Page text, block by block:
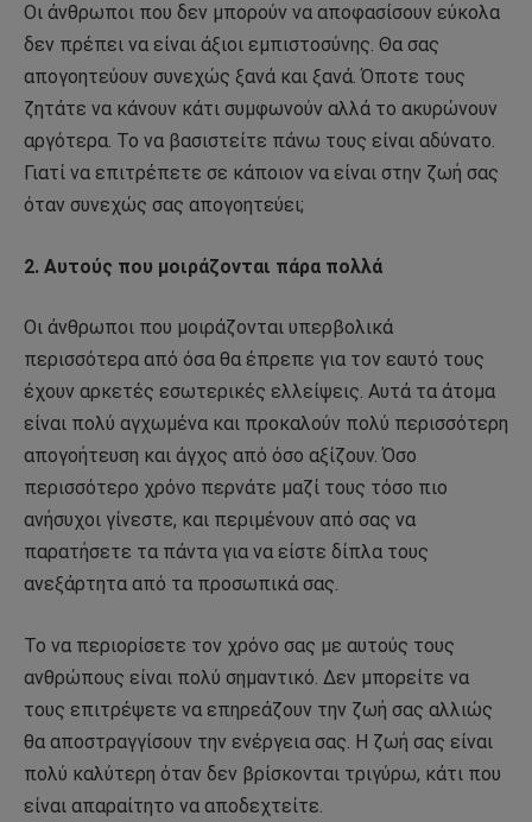
Οι άνθρωποι που δεν μπορούν να αποφασίσουν εύκολα
δεν πρέπει να είναι άξιοι εμπιστοσύνης. Θα σας
απογοητεύουν συνεχώς ξανά και ξανά. Όποτε τους
ζητάτε να κάνουν κάτι συμφωνούν αλλά το ακυρώνουν
αργότερα. Το να βασιστείτε πάνω τους είναι αδύνατο.
Γιατί να επιτρέπετε σε κάποιον να είναι στην ζωή σας
όταν συνεχώς σας απογοητεύει;
2. Αυτούς που μοιράζονται πάρα πολλά
Οι άνθρωποι που μοιράζονται υπερβολικά
περισσότερα από όσα θα έπρεπε για τον εαυτό τους
έχουν αρκετές εσωτερικές ελλείψεις. Αυτά τα άτομα
είναι πολύ αγχωμένα και προκαλούν πολύ περισσότερη
απογοήτευση και άγχος από όσο αξίζουν. Όσο
περισσότερο χρόνο περνάτε μαζί τους τόσο πιο
ανήσυχοι γίνεστε, και περιμένουν από σας να
παρατήσετε τα πάντα για να είστε δίπλα τους
ανεξάρτητα από τα προσωπικά σας.
Το να περιορίσετε τον χρόνο σας με αυτούς τους
ανθρώπους είναι πολύ σημαντικό. Δεν μπορείτε να
τους επιτρέψετε να επηρεάζουν την ζωή σας αλλιώς
θα αποστραγγίσουν την ενέργεια σας. Η ζωή σας είναι
πολύ καλύτερη όταν δεν βρίσκονται τριγύρω, κάτι που
είναι απαραίτητο να αποδεχτείτε.